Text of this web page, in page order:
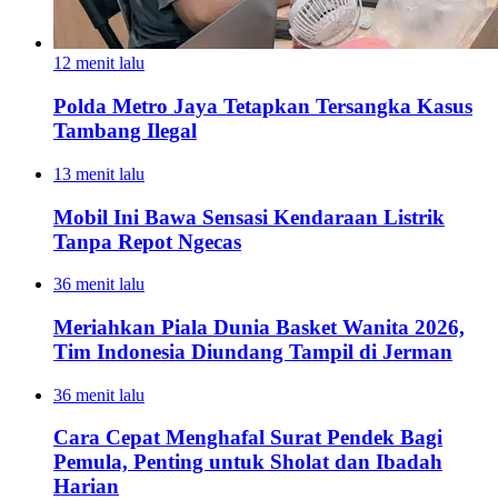
12 menit lalu
Polda Metro Jaya Tetapkan Tersangka Kasus
Tambang Ilegal
13 menit lalu
Mobil Ini Bawa Sensasi Kendaraan Listrik
Tanpa Repot Ngecas
36 menit lalu
Meriahkan Piala Dunia Basket Wanita 2026,
Tim Indonesia Diundang Tampil di Jerman
36 menit lalu
Cara Cepat Menghafal Surat Pendek Bagi
Pemula, Penting untuk Sholat dan Ibadah
Harian